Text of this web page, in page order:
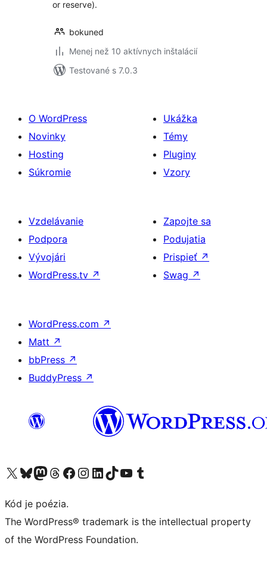
or reserve).
bokuned
Menej než 10 aktívnych inštalácií
Testované s 7.0.3
O WordPress
Novinky
Hosting
Súkromie
Ukážka
Témy
Pluginy
Vzory
Vzdelávanie
Podpora
Vývojári
WordPress.tv ↗
Zapojte sa
Podujatia
Prispieť ↗
Swag ↗
WordPress.com ↗
Matt ↗
bbPress ↗
BuddyPress ↗
Navštívte náš účet na X (predtým Twitter)
Navštívte náš účet na platforme Bluesky
Navštívte náš účet na Mastodone
Navštívte náš účet na platforme Threads
Navštívte našu stránku na Facebooku
Navštívte náš účet Instagram
Navštívte náš účet LinkedIn
Navštívte náš účet na platforme TikTok
Navštívte náš kanál YouTube
Navštívte náš účet na platforme Tumblr
Kód je poézia.
The WordPress® trademark is the intellectual property
of the WordPress Foundation.